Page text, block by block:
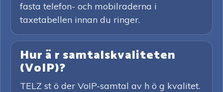
fasta telefon- och mobilraderna i
taxetabellen innan du ringer.
Hur ä r samtalskvaliteten
(VoIP)?
TELZ st ö der VoIP-samtal av h ö g kvalitet.